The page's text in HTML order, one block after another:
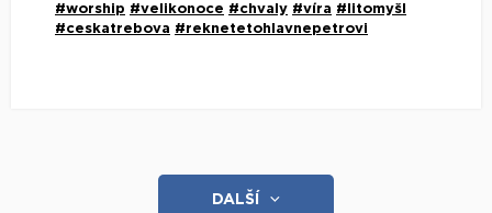
#worship #velikonoce #chvaly #víra #litomyšl
#ceskatrebova #reknetetohlavnepetrovi
DALŠÍ